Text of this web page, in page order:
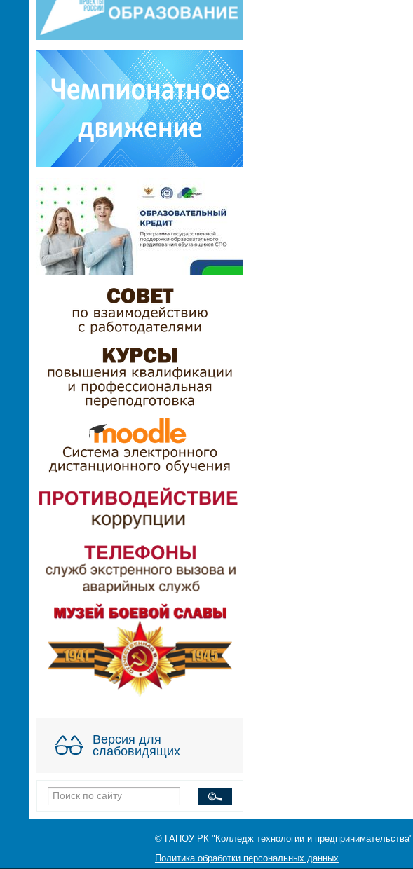
Версия для
слабовидящих
© ГАПОУ РК "Колледж технологии и предпринимательства"
Политика обработки персональных данных